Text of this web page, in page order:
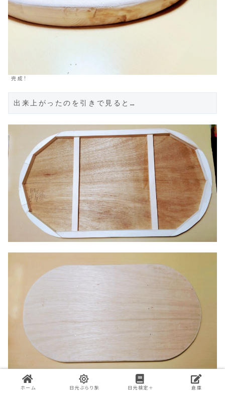
完成！
出来上がったのを引きで見ると…
こんな感じで仕上がりました💡
ホーム 日光ぶらり旅 日光検定＋ 倉庫